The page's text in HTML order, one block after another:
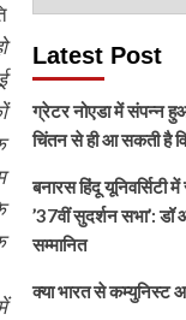
Latest Post
ग्रेटर नोएडा में संपन्न
चिंतन से ही आ सकती है
बनारस हिंदू यूनिवर्सिटी
’37वीं सुदर्शन सभा’: डॉ
सम्मानित
क्या भारत से कम्युनिस्ट